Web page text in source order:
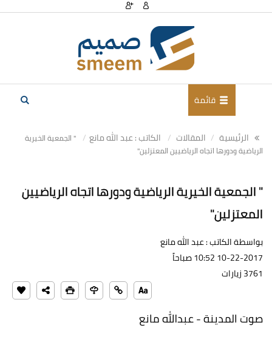
قائمة
الرئيسية المقالات الكاتب : عبد الله مانع
" الجمعية الخيرية
الرياضية ودورها اتجاه الرياضيين المعتزلين"
" الجمعية الخيرية الرياضية ودورها اتجاه الرياضيين
المعتزلين"
بواسطة الكاتب : عبد الله مانع
10-22-2017 10:52 صباحاً
3761 زيارات
صوت المدينة - عبدالله مانع